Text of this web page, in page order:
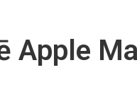
Apple